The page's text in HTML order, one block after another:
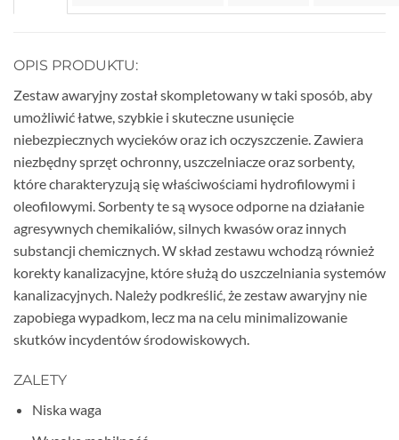
OPIS PRODUKTU:
Zestaw awaryjny został skompletowany w taki sposób, aby
umożliwić łatwe, szybkie i skuteczne usunięcie
niebezpiecznych wycieków oraz ich oczyszczenie. Zawiera
niezbędny sprzęt ochronny, uszczelniacze oraz sorbenty,
które charakteryzują się właściwościami hydrofilowymi i
oleofilowymi. Sorbenty te są wysoce odporne na działanie
agresywnych chemikaliów, silnych kwasów oraz innych
substancji chemicznych. W skład zestawu wchodzą również
korekty kanalizacyjne, które służą do uszczelniania systemów
kanalizacyjnych. Należy podkreślić, że zestaw awaryjny nie
zapobiega wypadkom, lecz ma na celu minimalizowanie
skutków incydentów środowiskowych.
ZALETY
Niska waga